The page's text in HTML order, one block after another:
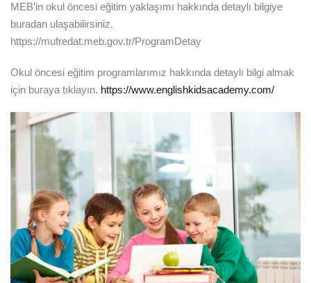
MEB’in okul öncesi eğitim yaklaşımı hakkında detaylı bilgiye
buradan ulaşabilirsiniz.
https://mufredat.meb.gov.tr/ProgramDetay
Okul öncesi eğitim programlarımız hakkında detaylı bilgi almak
için buraya tıklayın. https://www.englishkidsacademy.com/